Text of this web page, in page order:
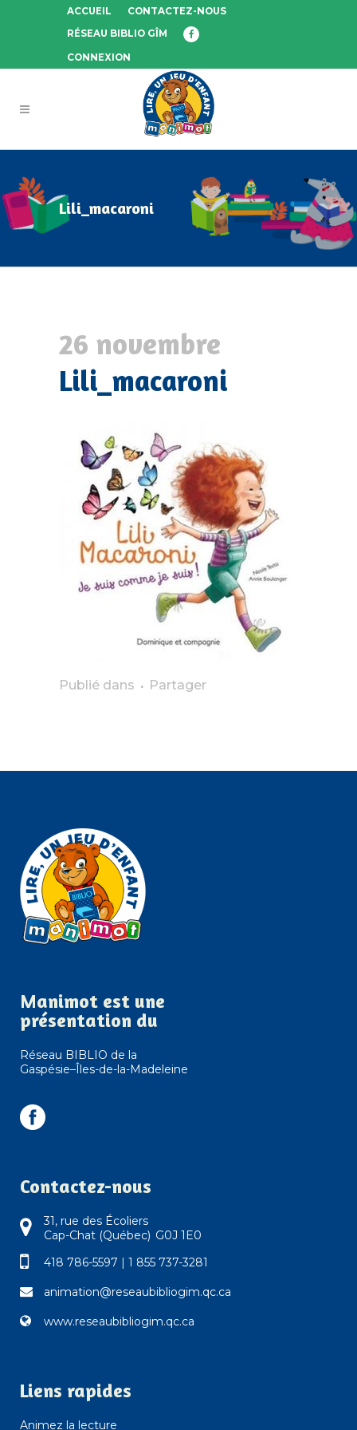
ACCUEIL
CONTACTEZ-NOUS
RÉSEAU BIBLIO GÎM
CONNEXION
Lili_macaroni
26 novembre
Lili_macaroni
Publié dans Partager
Manimot est une
présentation du
Réseau BIBLIO de la
Gaspésie–Îles-de-la-Madeleine
Contactez-nous
31, rue des Écoliers
Cap-Chat (Québec) G0J 1E0
418 786-5597 | 1 855 737-3281
animation@reseaubibliogim.qc.ca
www.reseaubibliogim.qc.ca
Liens rapides
Animez la lecture